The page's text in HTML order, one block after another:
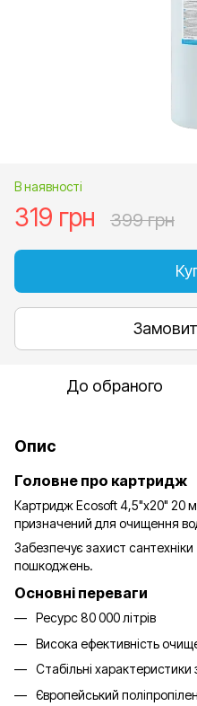
В наявності
319 грн 399 грн
До обраного
Опис
Головне про картридж
Картридж Ecosoft 4,5"x20" 20
призначений для очищення
Забезпечує захист
пошкоджень.
Основні переваги
Ресурс 80 000 літрів
Висока ефективність
Стабільні
Європейський поліпропілен